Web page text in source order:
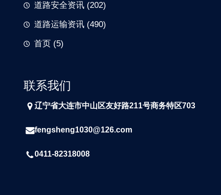
道路安全资讯 (202)
道路运输资讯 (490)
首页 (5)
联系我们
辽宁省大连市中山区友好路211号商务特区703
fengsheng1030@126.com
0411-82318008